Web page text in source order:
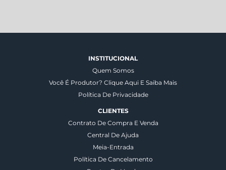
INSTITUCIONAL
Quem Somos
Você É Produtor? Clique Aqui E Saiba Mais
Política De Privacidade
CLIENTES
Contrato De Compra E Venda
Central De Ajuda
Meia-Entrada
Política De Cancelamento